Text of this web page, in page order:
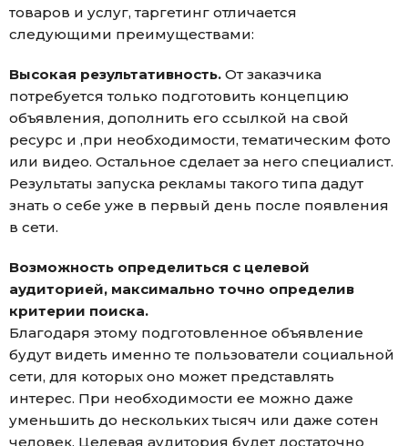
товаров и услуг, таргетинг отличается
следующими преимуществами:
Высокая результативность. От заказчика
потребуется только подготовить концепцию
объявления, дополнить его ссылкой на свой
ресурс и ,при необходимости, тематическим фото
или видео. Остальное сделает за него специалист.
Результаты запуска рекламы такого типа дадут
знать о себе уже в первый день после появления
в сети.
Возможность определиться с целевой
аудиторией, максимально точно определив
критерии поиска.
Благодаря этому подготовленное объявление
будут видеть именно те пользователи социальной
сети, для которых оно может представлять
интерес. При необходимости ее можно даже
уменьшить до нескольких тысяч или даже сотен
человек. Целевая аудитория будет достаточно